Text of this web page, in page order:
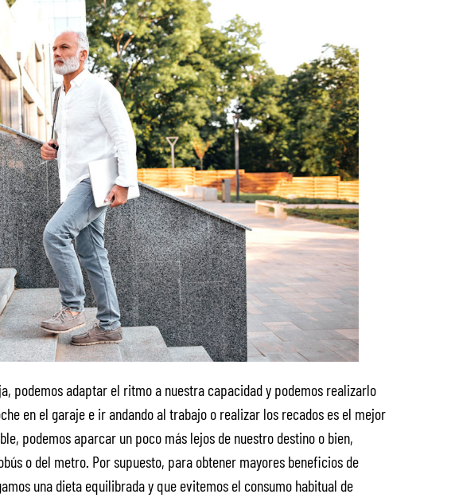
podemos adaptar el ritmo a nuestra capacidad y podemos realizarlo
en el garaje e ir andando al trabajo o realizar los recados es el mejor
podemos aparcar un poco más lejos de nuestro destino o bien,
o del metro. Por supuesto, para obtener mayores beneficios de
una dieta equilibrada y que evitemos el consumo habitual de